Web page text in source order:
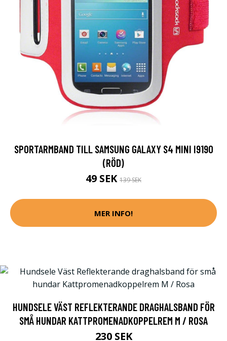
SPORTARMBAND TILL SAMSUNG GALAXY S4 MINI I9190
(RÖD)
49 SEK 139 SEK
MER INFO!
HUNDSELE VÄST REFLEKTERANDE DRAGHALSBAND FÖR
SMÅ HUNDAR KATTPROMENADKOPPELREM M / ROSA
230 SEK